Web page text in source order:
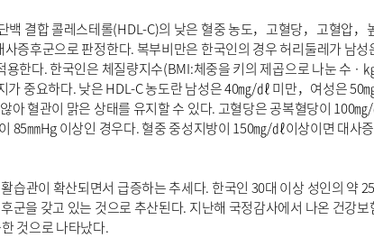
결합 콜레스테롤(HDL-C)의 낮은 혈중 농도，고혈당，고혈압，
증후군으로 판정한다. 복부비만은 한국인의 경우 허리둘레가 남성
한다. 한국인은 체질량지수(BMI:체중을 키의 제곱으로 나눈 수 ·
가 중요하다. 낮은 HDL-C 농도란 남성은 40㎎/㎗ 미만，여성은 50
아 혈관이 맑은 상태를 유지할 수 있다. 고혈당은 공복혈당이 100
85㎜Hg 이상인 경우다. 혈중 중성지방이 150㎎/㎗이상이면 대사
습관이 확산되면서 급증하는 추세다. 한국인 30대 이상 성인의 약
군을 갖고 있는 것으로 추산된다. 지난해 국정감사에서 나온 건강
것으로 나타났다.